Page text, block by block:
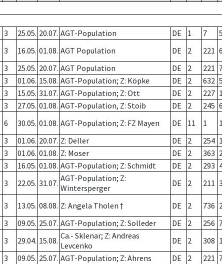
3 25.05. 20.07. AGT-Population DE 1 7
3 16.05. 01.08. AGT Population DE 2 221
3 25.05. 20.07. AGT Population DE 2 221
3 01.06. 15.08. AGT-Population; Z: Köpke DE 2 632
3 15.05. 31.07. AGT-Population; Z: Ott DE 2 227
3 27.05. 01.08. AGT-Population, Z: Stoib DE 2 245
6 30.05. 01.08. AGT-Population; Z: FZ Mayen DE 11 1
3 01.06. 20.07. Z: Deller DE 2 254
3 01.06. 01.08. Z: Moser DE 2 363
3 16.05. 01.08. AGT-Population; Z: Schmidt DE 2 293
3 22.05. 31.07. AGT-Population; Z:
Wintersperger
DE 2 211
3 13.05. 08.08. Z: Angela Tholen † DE 2 736
3 09.05. 25.07. AGT-Population; Z: Solleder DE 2 256
3 29.04. 15.08. Ca.- Sklenar; Z: Andreas
Levcenko
DE 2 308
3 09.05. 25.07. AGT-Population; Z: Ahrens DE 2 221